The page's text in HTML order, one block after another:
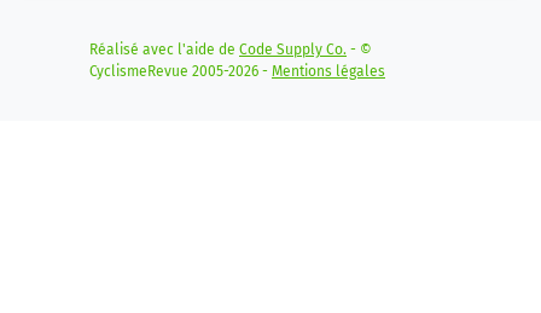
Réalisé avec l'aide de Code Supply Co. - ©
CyclismeRevue 2005-2026 - Mentions légales